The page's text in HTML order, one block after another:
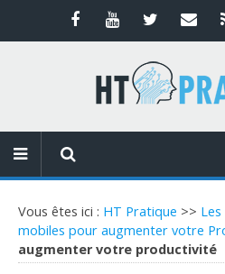
Vous êtes ici : HT Pratique >>
mobiles pour augmenter votre
augmenter votre productivité